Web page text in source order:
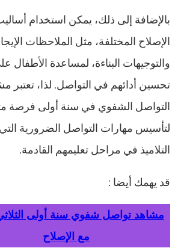
بالإضافة إلى ذلك، يمكن استخدام
الإصلاح المختلفة، مثل الملاحظات
والتوجيهات البناءة، لمساعدة الأطفال
تحسين أدائهم في التواصل. لذا، تعتبر
التواصل الشفوي في سنة أولى فرصة
لتأسيس مهارات التواصل الضرورية
التلاميذ في مراحل تعليمهم القادمة.
قد يهمك أيضا :
مشاهد تواصل شفوي سنة أولى
مع الإصلاح